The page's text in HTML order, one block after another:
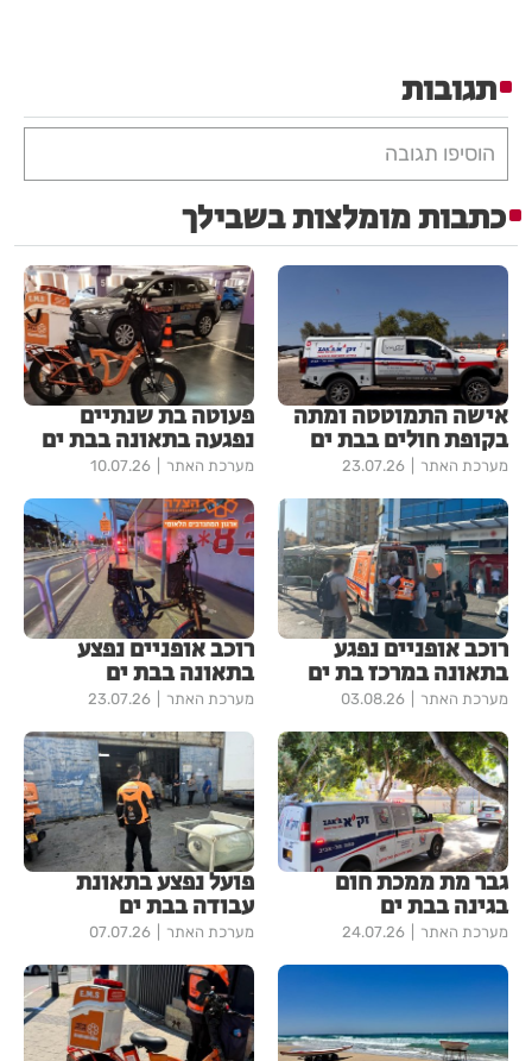
תגובות
הוסיפו תגובה
כתבות מומלצות בשבילך
אישה התמוטטה ומתה
בקופת חולים בבת ים
מערכת האתר 23.07.26
פעוטה בת שנתיים
נפגעה בתאונה בבת ים
מערכת האתר 10.07.26
רוכב אופניים נפגע
בתאונה במרכז בת ים
מערכת האתר 03.08.26
רוכב אופניים נפצע
בתאונה בבת ים
מערכת האתר 23.07.26
גבר מת ממכת חום
בגינה בבת ים
מערכת האתר 24.07.26
פועל נפצע בתאונת
עבודה בבת ים
מערכת האתר 07.07.26